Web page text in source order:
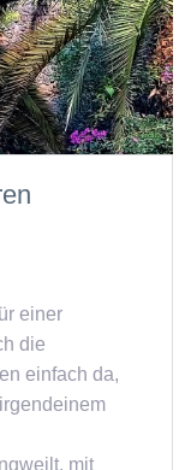
einer
die
einfach da,
mit